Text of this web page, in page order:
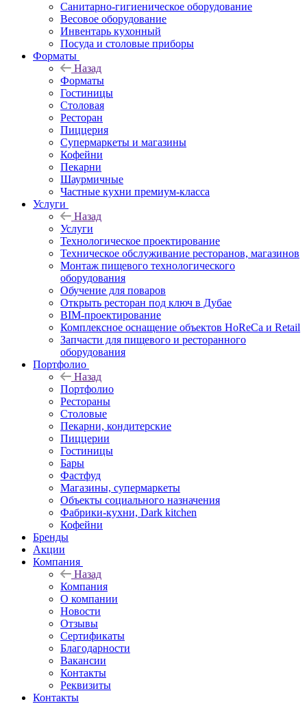
Санитарно-гигиеническое оборудование
Весовое оборудование
Инвентарь кухонный
Посуда и столовые приборы
Форматы
Назад
Форматы
Гостиницы
Столовая
Ресторан
Пиццерия
Супермаркеты и магазины
Кофейни
Пекарни
Шаурмичные
Частные кухни премиум-класса
Услуги
Назад
Услуги
Технологическое проектирование
Техническое обслуживание ресторанов, магазинов
Монтаж пищевого технологического
оборудования
Обучение для поваров
Открыть ресторан под ключ в Дубае
BIM-проектирование
Комплексное оснащение объектов HoReCa и Retail
Запчасти для пищевого и ресторанного
оборудования
Портфолио
Назад
Портфолио
Рестораны
Столовые
Пекарни, кондитерские
Пиццерии
Гостиницы
Бары
Фастфуд
Магазины, супермаркеты
Объекты социального назначения
Фабрики-кухни, Dark kitchen
Кофейни
Бренды
Акции
Компания
Назад
Компания
О компании
Новости
Отзывы
Сертификаты
Благодарности
Вакансии
Контакты
Реквизиты
Контакты